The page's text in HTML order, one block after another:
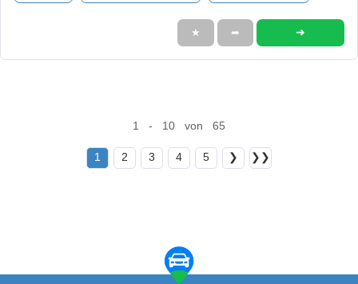
★ ➦ ➜
1 - 10 von 65
1 2 3 4 5 ❯ ❯❯